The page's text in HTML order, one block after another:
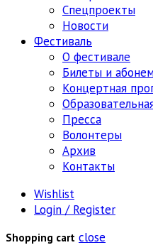
Спецпроекты
Новости
Фестиваль
О фестивале
Билеты и
Концертная
Пресса
Волонтеры
Архив
Контакты
Wishlist
Login / Register
Shopping cart close